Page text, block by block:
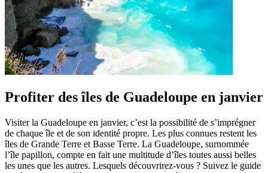
Profiter des îles de Guadeloupe en janvier
Visiter la Guadeloupe en janvier, c’est la possibilité de s’imprégner
de chaque île et de son identité propre. Les plus connues restent les
îles de Grande Terre et Basse Terre. La Guadeloupe, surnommée
l’île papillon, compte en fait une multitude d’îles toutes aussi belles
les unes que les autres. Lesquels découvrirez-vous ? Suivez le guide